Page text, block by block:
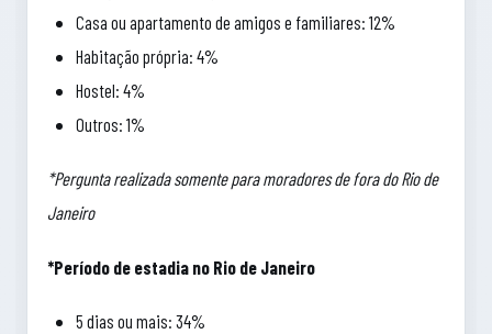
Casa ou apartamento de amigos e familiares: 12%
Habitação própria: 4%
Hostel: 4%
Outros: 1%
*Pergunta realizada somente para moradores de fora do Rio de
Janeiro
*Período de estadia no Rio de Janeiro
5 dias ou mais: 34%